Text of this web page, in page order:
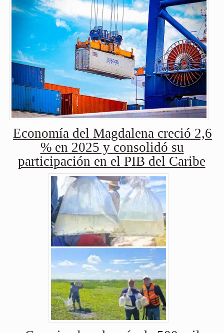
Economía del Magdalena creció 2,6
% en 2025 y consolidó su
participación en el PIB del Caribe